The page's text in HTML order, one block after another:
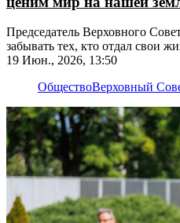
Председатель Верховного
забывать тех, кто отдал свои
19 Июн., 2026, 13:50
ОбществоВерховный